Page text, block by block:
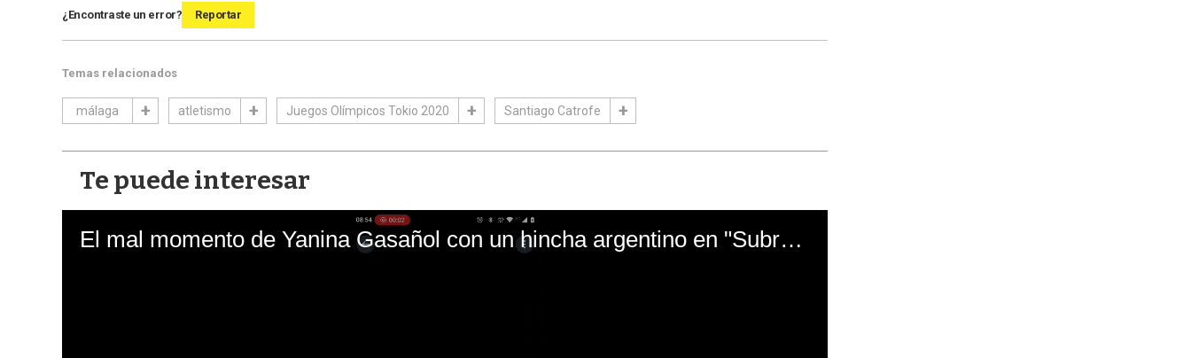
¿Encontraste un error? Reportar
Temas relacionados
málaga atletismo Juegos Olímpicos Tokio 2020 Santiago Catrofe
Te puede interesar
El mal momento de Yanina Gasañol con un hincha argentino en "Subrayado"